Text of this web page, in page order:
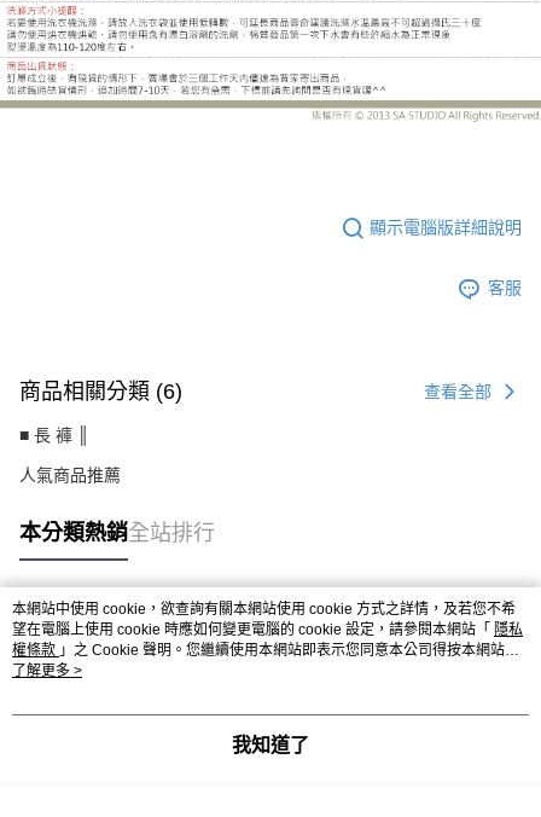
顯示電腦版詳細說明
客服
商品相關分類 (6) 查看全部
■ 長 褲 ║
人氣商品推薦
本分類熱銷全站排行
熱門標籤
本網站中使用 cookie，欲查詢有關本網站使用 cookie 方式之詳情，及若您不希
望在電腦上使用 cookie 時應如何變更電腦的 cookie 設定，請參閱本網站「 隱私
權條款 」之 Cookie 聲明。您繼續使用本網站即表示您同意本公司得按本網站使
用條款之 Cookie 聲明使用 cookie。
了解更多 >
我知道了